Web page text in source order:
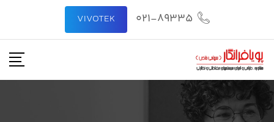
محتوا
021-89335
VIVOTEK